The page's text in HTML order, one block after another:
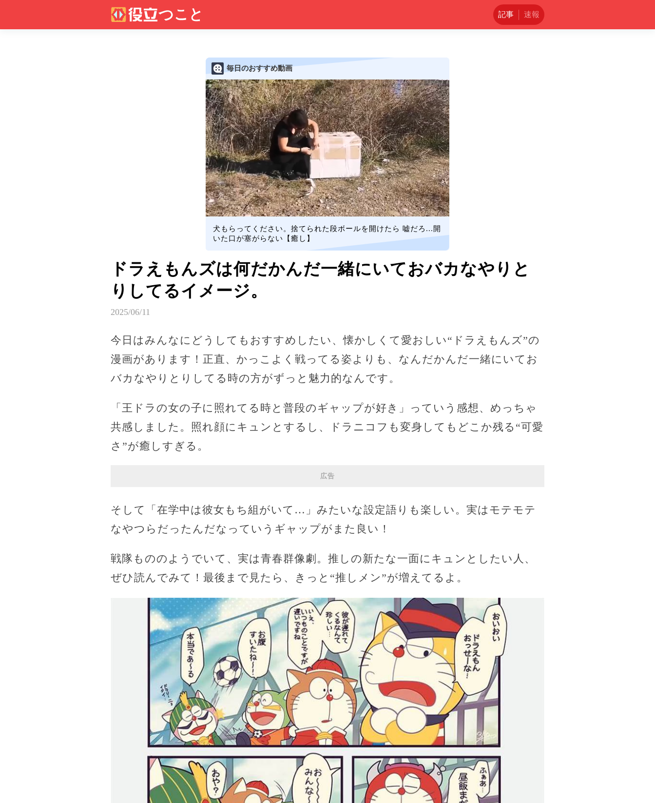
記事 速報
毎日のおすすめ動画
犬もらってください。捨てられた段ボールを開けたら 嘘だろ...開
いた口が塞がらない【癒し】
ドラえもんズは何だかんだ一緒にいておバカなやりと
りしてるイメージ。
2025/06/11
今日はみんなにどうしてもおすすめしたい、懐かしくて愛おしい“ドラえもんズ”の
漫画があります！正直、かっこよく戦ってる姿よりも、なんだかんだ一緒にいてお
バカなやりとりしてる時の方がずっと魅力的なんです。
「王ドラの女の子に照れてる時と普段のギャップが好き」っていう感想、めっちゃ
共感しました。照れ顔にキュンとするし、ドラニコフも変身してもどこか残る“可愛
さ”が癒しすぎる。
広告
そして「在学中は彼女もち組がいて…」みたいな設定語りも楽しい。実はモテモテ
なやつらだったんだなっていうギャップがまた良い！
戦隊もののようでいて、実は青春群像劇。推しの新たな一面にキュンとしたい人、
ぜひ読んでみて！最後まで見たら、きっと“推しメン”が増えてるよ。